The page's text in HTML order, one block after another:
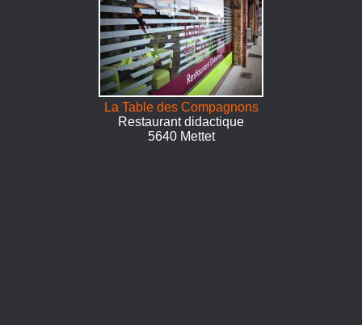
La Table des Compagnons
Restaurant didactique
5640 Mettet